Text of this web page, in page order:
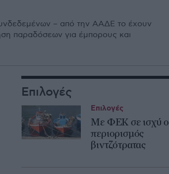
– από την ΑΑ∆Ε το έχουν
παραδόσεων για έμπορους και
Επιλογές
Με ΦΕΚ σε ισχύ ο
περιορισμός
βιντζότρατας
Επιλογές